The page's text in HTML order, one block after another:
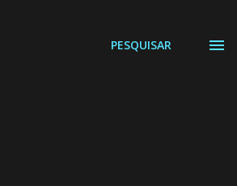
PESQUISAR